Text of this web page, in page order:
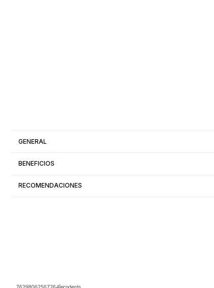
GENERAL
BENEFICIOS
RECOMENDACIONES